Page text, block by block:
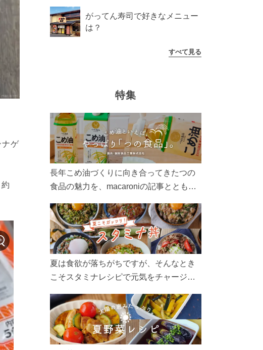
ゲ
がってん寿司で好きなメニュー
は？
すべて見る
特集
長年こめ油づくりに向き合ってきたつの
食品の魅力を、macaroniの記事とともに
ん、製造現場や品質へのこだわりまで。
こめ油をもっと好きになるコンテンツを
ぜひお楽しみください。
夏は食欲が落ちがちですが、そんなとき
こそスタミナレシピで元気をチャージ！
リ食べて、夏バテを吹き飛ばしましょ
う！